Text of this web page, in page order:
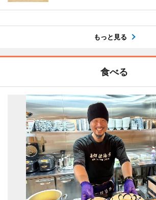
もっと見る
食べる